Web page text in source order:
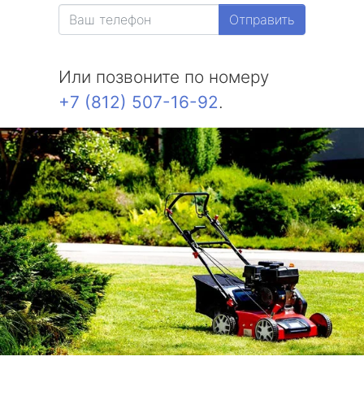
Отправить
Или позвоните по номеру
+7 (812) 507-16-92.